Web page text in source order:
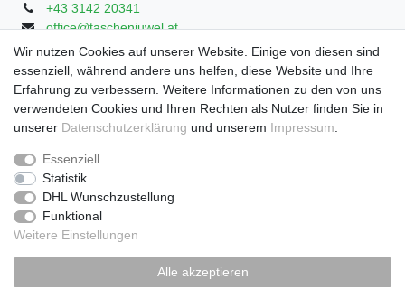
+43 3142 20341
office@taschenjuwel.at
Montag - Freitag: 08:30 - 18:00
Samstag: 8:30 - 17 Uhr
Daten­schutz­erklärung
Zahlung und Versand
Wir nutzen Cookies auf unserer Website. Einige von diesen sind
essenziell, während andere uns helfen, diese Website und Ihre
Erfahrung zu verbessern. Weitere Informationen zu den von uns
verwendeten Cookies und Ihren Rechten als Nutzer finden Sie in
unserer Daten­schutz­erklärung und unserem Impressum
Essenziell
Statistik
DHL Wunschzustellung
Funktional
Weitere Einstellungen
Alle akzeptieren